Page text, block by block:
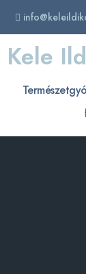
Kele